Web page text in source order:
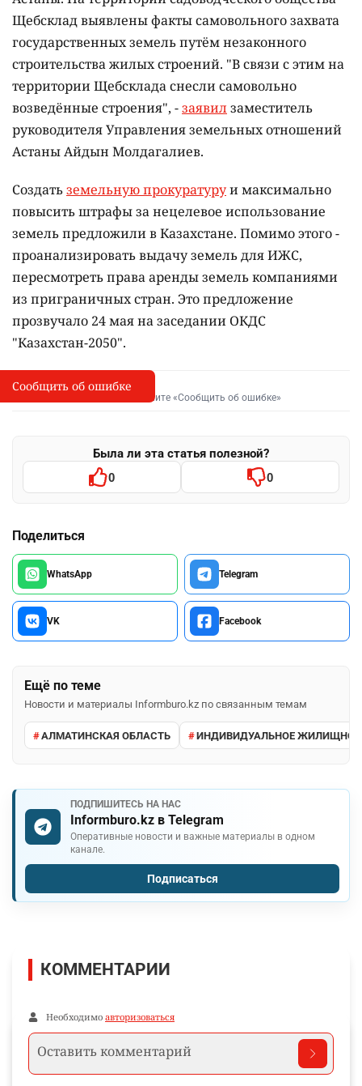
Щебсклад выявлены факты самовольного захвата
государственных земель путём незаконного
строительства жилых строений. "В связи с этим на
территории Щебскладаснесли самовольно
возведённые строения", -заявилзаместитель
руководителя Управления земельных отношений
Астаны Айдын Молдагалиев.
Создатьземельную прокуратуруи максимально
повысить штрафы за нецелевое использование
земель предложили в Казахстане. Помимо этого -
проанализировать выдачу земель для ИЖС,
пересмотреть права аренды земель компаниями
из приграничных стран. Это предложение
прозвучало 24 мая на заседании ОКДС
"Казахстан-2050".
I
Сообщить об опечатке
Выделите фрагмент и нажмите «Сообщить об ошибке»
Была ли эта статья полезной?
0 0
Поделиться
WhatsApp Telegram
VK Facebook
Ещё по теме
Новости и материалы Informburo.kz по связанным темам
АЛМАТИНСКАЯ ОБЛАСТЬ ИНДИВИДУАЛЬНОЕ ЖИЛИЩНОЕ
ПОДПИШИТЕСЬ НА НАС
Informburo.kz в Telegram
Оперативные новости и важные материалы в одном
канале.
Подписаться
Сообщить об ошибке
КОММЕНТАРИИ
Необходимо авторизоваться